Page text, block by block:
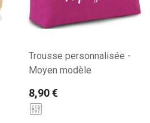
Trousse personnalisée -
Moyen modèle
8,90 €